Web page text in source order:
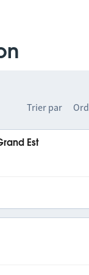
Trier par
Est